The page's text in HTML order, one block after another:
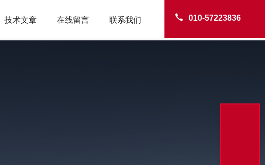
010-57223836
技术文章 在线留言 联系我们